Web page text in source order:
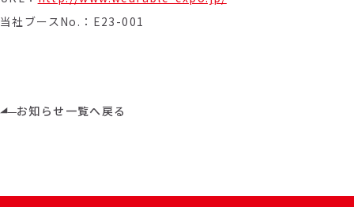
当社ブースNo.：E23-001
お知らせ一覧へ戻る